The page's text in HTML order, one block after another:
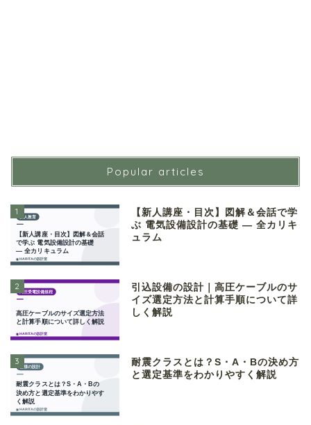
Popular articles
1
【新人講座・目次】図解＆会話で学
ぶ 電気設備設計の基礎 ― 全カリキ
ュラム
2
引込設備の設計｜高圧ケーブルのサ
イズ選定方法と計算手順について詳
しく解説
3
耐震クラスとは？S・A・Bの決め方
と選定基準をわかりやすく解説